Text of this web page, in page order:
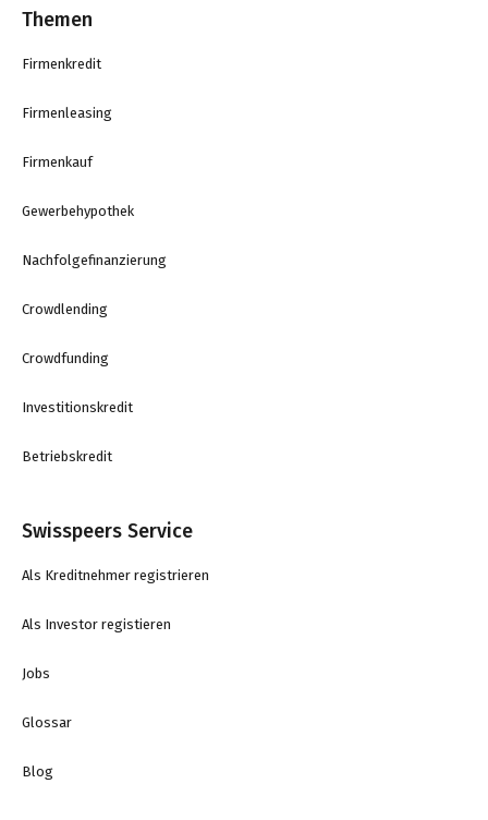
Themen
Firmenkredit
Firmenleasing
Firmenkauf
Gewerbehypothek
Nachfolgefinanzierung
Crowdlending
Crowdfunding
Investitionskredit
Betriebskredit
Swisspeers Service
Als Kreditnehmer registrieren
Als Investor registieren
Jobs
Glossar
Blog